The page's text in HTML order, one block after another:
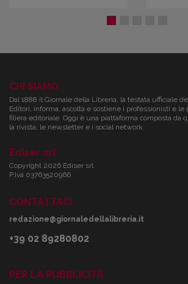
CHI SIAMO
Dal 1888 il Giornale della Libreria, la testata ufficiale
Editori, informa, ascolta e sostiene i professionisti e le
filiera editoriale. Oggi è una piattaforma composta da
la rivista, le newsletter e i social network.
Ediser srl
Copyright 2026 Ediser srl
P.Iva 03763520966
CONTATTACI
redazione@giornaledellalibreria.it
+39 02 89280802
PER LA PUBBLICITÀ